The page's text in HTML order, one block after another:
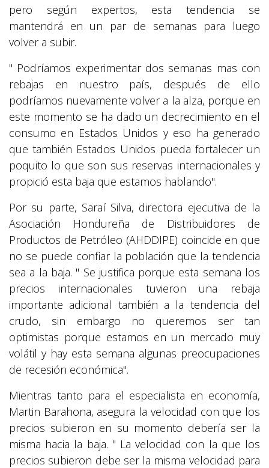
pero según expertos, esta tendencia se
mantendrá en un par de semanas para luego
volver a subir.
" Podríamos experimentar dos semanas mas con
rebajas en nuestro país, después de ello
podríamos nuevamente volver a la alza, porque en
este momento se ha dado un decrecimiento en el
consumo en Estados Unidos y eso ha generado
que también Estados Unidos pueda fortalecer un
poquito lo que son sus reservas internacionales y
propició esta baja que estamos hablando".
Por su parte, Saraí Silva, directora ejecutiva de la
Asociación Hondureña de Distribuidores de
Productos de Petróleo (AHDDIPE) coincide en que
no se puede confiar la población que la tendencia
sea a la baja. " Se justifica porque esta semana los
precios internacionales tuvieron una rebaja
importante adicional también a la tendencia del
crudo, sin embargo no queremos ser tan
optimistas porque estamos en un mercado muy
volátil y hay esta semana algunas preocupaciones
de recesión económica".
Mientras tanto para el especialista en economía,
Martin Barahona, asegura la velocidad con que los
precios subieron en su momento debería ser la
misma hacia la baja. " La velocidad con la que los
precios subieron debe ser la misma velocidad para